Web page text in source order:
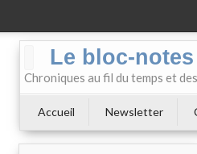
Le bloc-
Chroniques au fil du temps et
Accueil Newsletter